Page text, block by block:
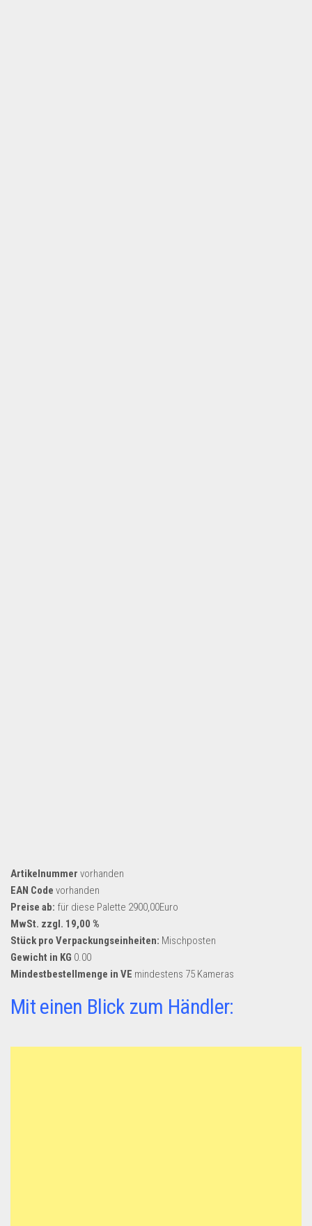
Artikelnummer vorhanden
EAN Code vorhanden
Preise ab: für diese Palette 2900,00Euro
MwSt. zzgl. 19,00 %
Stück pro Verpackungseinheiten: Mischposten
Gewicht in KG 0.00
Mindestbestellmenge in VE mindestens 75 Kameras
Mit einen Blick zum Händler: